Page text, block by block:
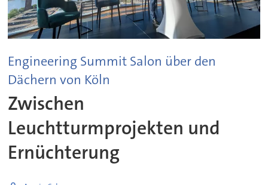
Engineering Summit Salon über den
Dächern von Köln
Zwischen
Leuchtturmprojekten und
Ernüchterung